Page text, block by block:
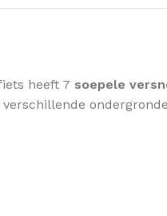
heeft 7 soepele